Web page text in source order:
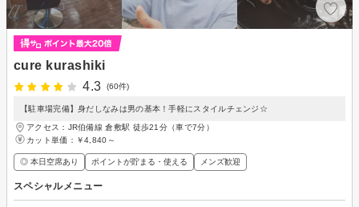
cure kurashiki
4.3
(60件)
【駐車場完備】身だしなみは男の基本！手軽にスタイルチェンジ☆
アクセス：JR伯備線 倉敷駅 徒歩21分（車で7分）
カット単価： ￥4,840～
◎ 本日空席あり ポイントが貯まる・使える メンズ歓迎
スペシャルメニュー